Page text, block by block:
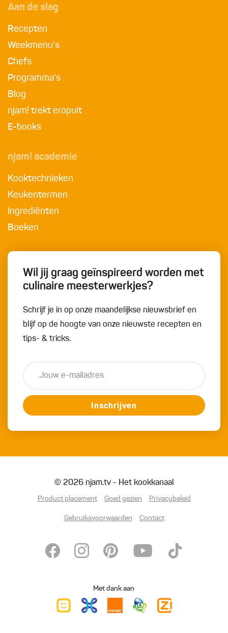
Aan de slag
Recepten
Weekmenu's
Chefs
Programma's
Blog
njam! trekt eropuit
E-books
njam! academie
Kooktechnieken
Keukentermen
Ingrediënten
Boeken
Wil jij graag geïnspireerd worden met
culinaire meesterwerkjes?
Schrijf je in op onze maandelijkse nieuwsbrief en
blijf op de hoogte van onze nieuwste recepten en
tips- & tricks.
Inschrijven
© 2026 njam.tv - Het kookkanaal
Product placement Goed gezien Privacybeleid
Gebruiksvoorwaarden Contact
Met dank aan